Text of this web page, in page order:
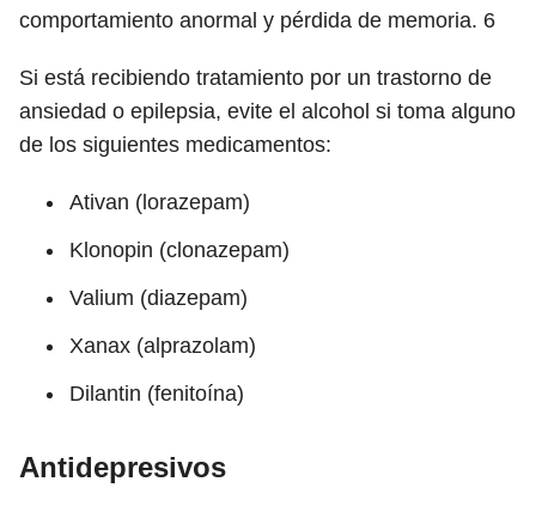
comportamiento anormal y pérdida de memoria. 6
Si está recibiendo tratamiento por un trastorno de
ansiedad o epilepsia, evite el alcohol si toma alguno
de los siguientes medicamentos:
Ativan (lorazepam)
Klonopin (clonazepam)
Valium (diazepam)
Xanax (alprazolam)
Dilantin (fenitoína)
Antidepresivos